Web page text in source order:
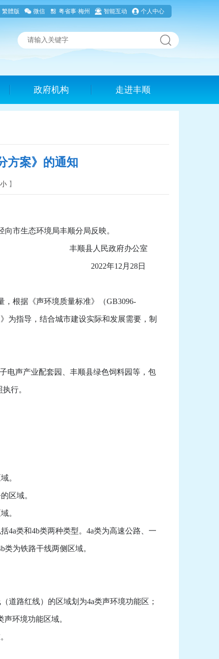
繁體版 微信 粤省事·梅州 智能互动 个人中心
政府机构 走进丰顺
方案》的通知
小 】
市生态环境局丰顺分局反映。
丰顺县人民政府办公室
2022年12月28日
根据《声环境质量标准》（GB3096-
为指导，结合城市建设实际和发展需要，制
声产业配套园、丰顺县绿色饲料园等，包
行。
。
区域。
。
类和4b类两种类型。4a类为高速公路、一
为铁路干线两侧区域。
路红线）的区域划为4a类声环境功能区；
环境功能区域。